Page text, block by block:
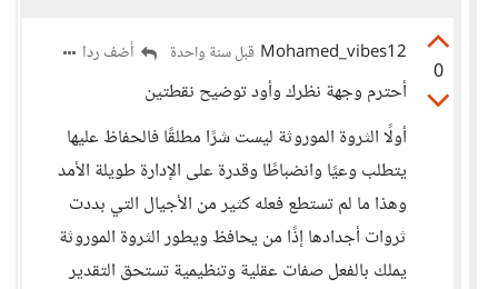
0
Mohamed_vibes12 قبل سنة واحدة أضف ردا
أحترم وجهة نظرك وأود توضيح نقطتين
أولًا الثروة الموروثة ليست شرًا مطلقًا فالحفاظ عليها
يتطلب وعيًا وانضباطًا وقدرة على الإدارة طويلة الأمد
وهذا ما لم تستطع فعله كثير من الأجيال التي بددت
ثروات أجدادها إذًا من يحافظ ويطور الثروة الموروثة
يملك بالفعل صفات عقلية وتنظيمية تستحق التقدير